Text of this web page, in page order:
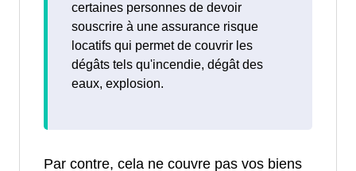
certaines personnes de devoir
souscrire à une assurance risque
locatifs qui permet de couvrir les
dégâts tels qu'incendie, dégât des
eaux, explosion.
Par contre, cela ne couvre pas vos biens